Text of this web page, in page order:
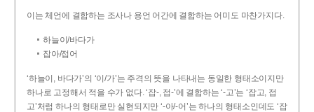
이는 체언에 결합하는 조사나 용언 어간에 결합하는 어미도 마찬가지다.
하늘이/바다가
잡아/접어
‘하늘이, 바다가’의 ‘이/가’는 주격의 뜻을 나타내는 동일한 형태소이지만
하나로 고정해서 적을 수가 없다. ‘잡-, 접-’에 결합하는 ‘-고’는 ‘잡고, 접
고’처럼 하나의 형태로만 실현되지만 ‘-아/-어’는 하나의 형태소인데도 ‘잡